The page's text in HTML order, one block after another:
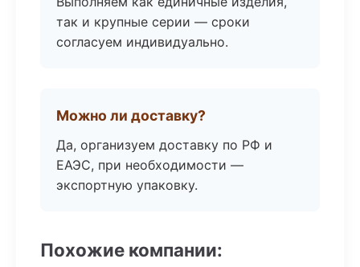
так и крупные серии — сроки
согласуем индивидуально.
Можно ли доставку?
Да, организуем доставку по РФ и
ЕАЭС, при необходимости —
экспортную упаковку.
Похожие компании: